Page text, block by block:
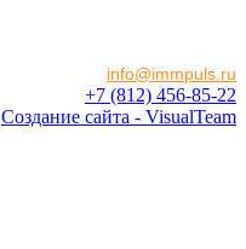
info@immpuls.ru
+7 (812) 456-85-22
Создание сайта - VisualTeam